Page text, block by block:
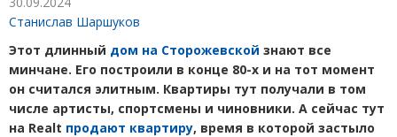
Станислав Шаршуков
Этот длинный дом на Сторожевской знают все
минчане. Его построили в конце 80-х и на тот момент
он считался элитным. Квартиры тут получали в том
числе артисты, спортсмены и чиновники. А сейчас тут
на Realt продают квартиру, время в которой застыло